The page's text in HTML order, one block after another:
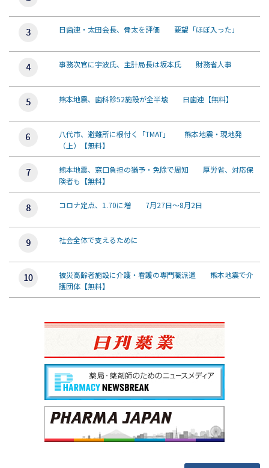
日歯連・太田会長、骨太を評価 要望「ほぼ入った」
事務次官に宇波氏、主計局長は坂本氏 財務省人事
熊本地震、歯科診52施設が全半壊 日歯連【無料】
八代市、避難所に根付く「TMAT」 熊本地震・現地発
（上）【無料】
熊本地震、窓口負担の猶予・免除で周知 厚労省、対応保
険者も【無料】
コロナ定点、1.70に増 7月27日～8月2日
社会全体で支えるために
被災高齢者施設に介護・看護の専門職派遣 熊本地震で介
護団体【無料】